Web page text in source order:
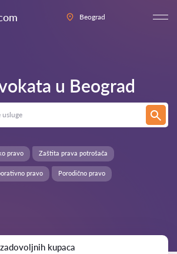
Beograd
u Beograd
Porodično pravo
pravo Zaštita prava potrošača
pravo
kupaca